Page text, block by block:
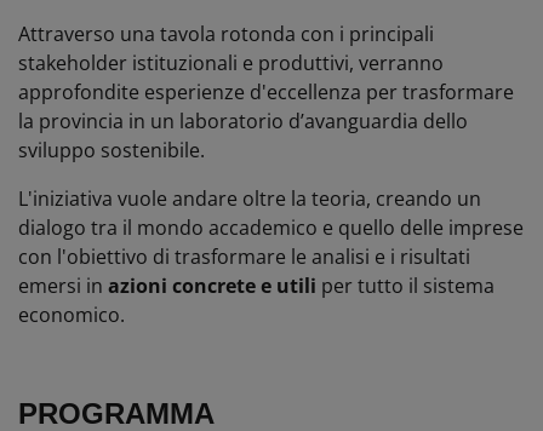
Attraverso una tavola rotonda con i principali
stakeholder istituzionali e produttivi, verranno
approfondite esperienze d'eccellenza per trasformare
la provincia in un laboratorio d’avanguardia dello
sviluppo sostenibile.
L'iniziativa vuole andare oltre la teoria, creando un
dialogo tra il mondo accademico e quello delle imprese
con l'obiettivo di trasformare le analisi e i risultati
emersi in azioni concretee utili per tutto il sistema
economico.
PROGRAMMA